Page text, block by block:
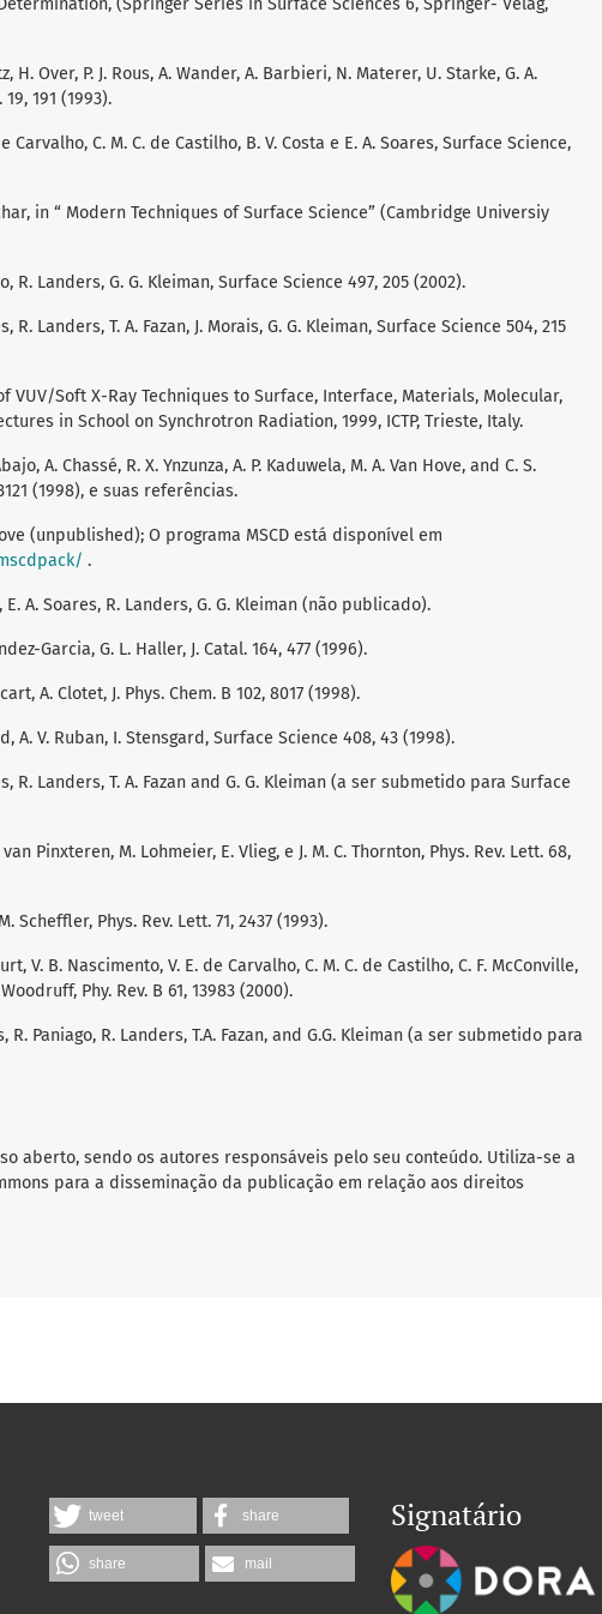
(Springer Series in Surface Sciences 6, Springer- Velag,
H. Over, P. J. Rous, A. Wander, A. Barbieri, N. Materer, U. Starke, G. A.
191 (1993).
Carvalho, C. M. C. de Castilho, B. V. Costa e E. A. Soares, Surface Science,
in “ Modern Techniques of Surface Science” (Cambridge Universiy
R. Landers, G. G. Kleiman, Surface Science 497, 205 (2002).
R. Landers, T. A. Fazan, J. Morais, G. G. Kleiman, Surface Science 504, 215
VUV/Soft X-Ray Techniques to Surface, Interface, Materials, Molecular,
in School on Synchrotron Radiation, 1999, ICTP, Trieste, Italy.
A. Chassé, R. X. Ynzunza, A. P. Kaduwela, M. A. Van Hove, and C. S.
(1998), e suas referências.
(unpublished); O programa MSCD está disponível em
.
E. A. Soares, R. Landers, G. G. Kleiman (não publicado).
Garcia, G. L. Haller, J. Catal. 164, 477 (1996).
A. Clotet, J. Phys. Chem. B 102, 8017 (1998).
A. V. Ruban, I. Stensgard, Surface Science 408, 43 (1998).
R. Landers, T. A. Fazan and G. G. Kleiman (a ser submetido para Surface
Pinxteren, M. Lohmeier, E. Vlieg, e J. M. C. Thornton, Phys. Rev. Lett. 68,
Scheffler, Phys. Rev. Lett. 71, 2437 (1993).
V. B. Nascimento, V. E. de Carvalho, C. M. C. de Castilho, C. F. McConville,
Phy. Rev. B 61, 13983 (2000).
R. Paniago, R. Landers, T.A. Fazan, and G.G. Kleiman (a ser submetido para
aberto, sendo os autores responsáveis pelo seu conteúdo. Utiliza-se a
para a disseminação da publicação em relação aos direitos
tweet share
share mail
Signatário